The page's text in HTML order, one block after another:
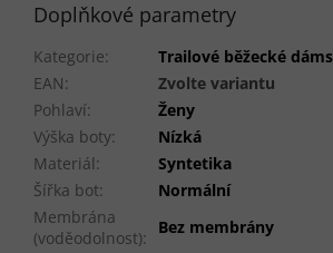
Doplňkové parametry
Kategorie:
Trailové běžecké
EAN:
Zvolte variantu
Pohlaví:
Ženy
Výška boty:
Nízká
Materiál:
Syntetika
Šířka bot:
Normální
Membrána
(voděodolnost):
Bez membrány